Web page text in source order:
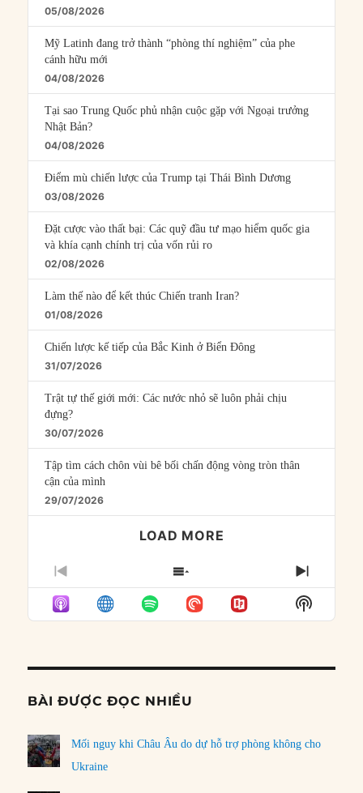
05/08/2026
Mỹ Latinh đang trở thành “phòng thí nghiệm” của phe
cánh hữu mới
04/08/2026
Tại sao Trung Quốc phủ nhận cuộc gặp với Ngoại trưởng
Nhật Bản?
04/08/2026
Điểm mù chiến lược của Trump tại Thái Bình Dương
03/08/2026
Đặt cược vào thất bại: Các quỹ đầu tư mạo hiểm quốc gia
và khía cạnh chính trị của vốn rủi ro
02/08/2026
Làm thế nào để kết thúc Chiến tranh Iran?
01/08/2026
Chiến lược kế tiếp của Bắc Kinh ở Biển Đông
31/07/2026
Trật tự thế giới mới: Các nước nhỏ sẽ luôn phải chịu
đựng?
30/07/2026
Tập tìm cách chôn vùi bê bối chấn động vòng tròn thân
cận của mình
29/07/2026
LOAD MORE
PREVIOUS
EPISODE
SHOW
EPISODES
LIST
NEXT
Show
Podcast
BÀI ĐƯỢC ĐỌC NHIỀU
Mối nguy khi Châu Âu do dự hỗ trợ phòng không cho
Ukraine